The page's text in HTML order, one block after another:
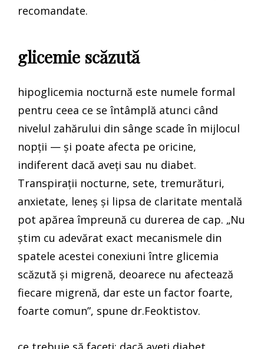
recomandate.
glicemie scăzută
hipoglicemia nocturnă este numele formal
pentru ceea ce se întâmplă atunci când
nivelul zahărului din sânge scade în mijlocul
nopții — și poate afecta pe oricine,
indiferent dacă aveți sau nu diabet.
Transpirații nocturne, sete, tremurături,
anxietate, leneș și lipsa de claritate mentală
pot apărea împreună cu durerea de cap. „Nu
știm cu adevărat exact mecanismele din
spatele acestei conexiuni între glicemia
scăzută și migrenă, deoarece nu afectează
fiecare migrenă, dar este un factor foarte,
foarte comun”, spune dr.Feoktistov.